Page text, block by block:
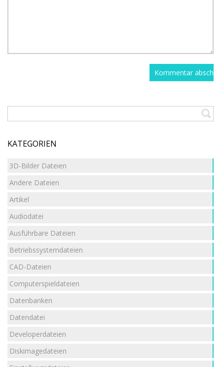
KATEGORIEN
3D-Bilder Dateien
Andere Dateien
Artikel
Audiodatei
Ausführbare Dateien
Betriebssystemdateien
CAD-Dateien
Computerspieldateien
Datenbanken
Datendatei
Developerdateien
Diskimagedateien